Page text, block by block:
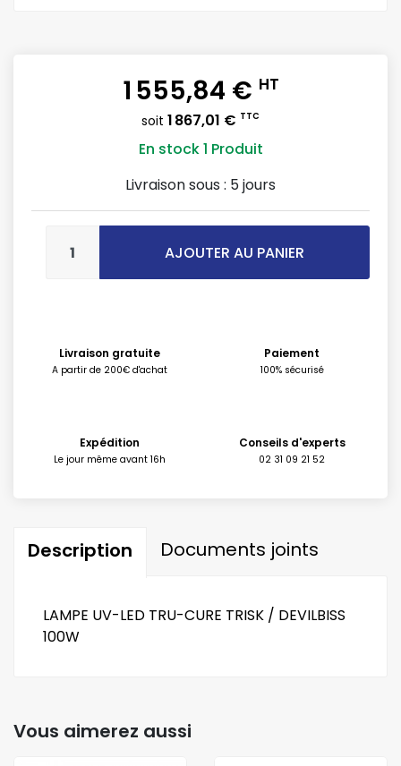
1 555,84 € HT
soit 1 867,01 € TTC
En stock1 Produit
Livraison sous : 5 jours
AJOUTER AU PANIER
Livraison gratuite
A partir de 200€ d'achat
Paiement
100% sécurisé
Expédition
Le jour même avant 16h
Conseils d'experts
02 31 09 21 52
Description Documents joints
LAMPE UV-LED TRU-CURE TRISK / DEVILBISS
100W
Vous aimerez aussi